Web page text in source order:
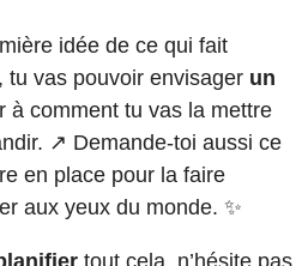
idée de ce qui fait
tu vas pouvoir envisager un
à comment tu vas la mettre
↗️ Demande-toi aussi ce
en place pour la faire
aux yeux du monde. ✨
tout cela, n’hésite pas